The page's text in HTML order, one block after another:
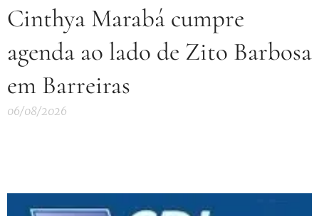
Cinthya Marabá cumpre
agenda ao lado de Zito Barbosa
em Barreiras
06/08/2026